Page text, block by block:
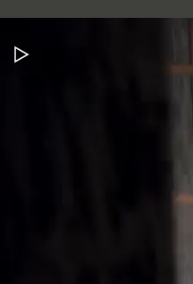
Pausar vídeo